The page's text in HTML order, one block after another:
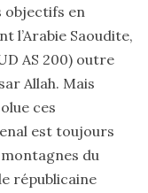
objectifs en
l’Arabie Saoudite,
AS 200) outre
Allah. Mais
ces
est toujours
du
républicaine